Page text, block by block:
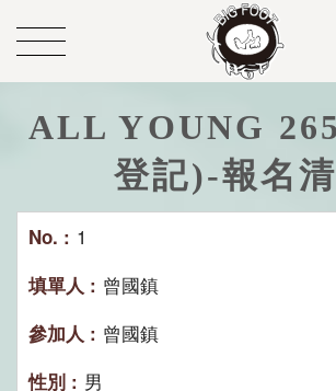
ALL YOUNG
登記)-報名
1
曾國鎮
曾國鎮
男